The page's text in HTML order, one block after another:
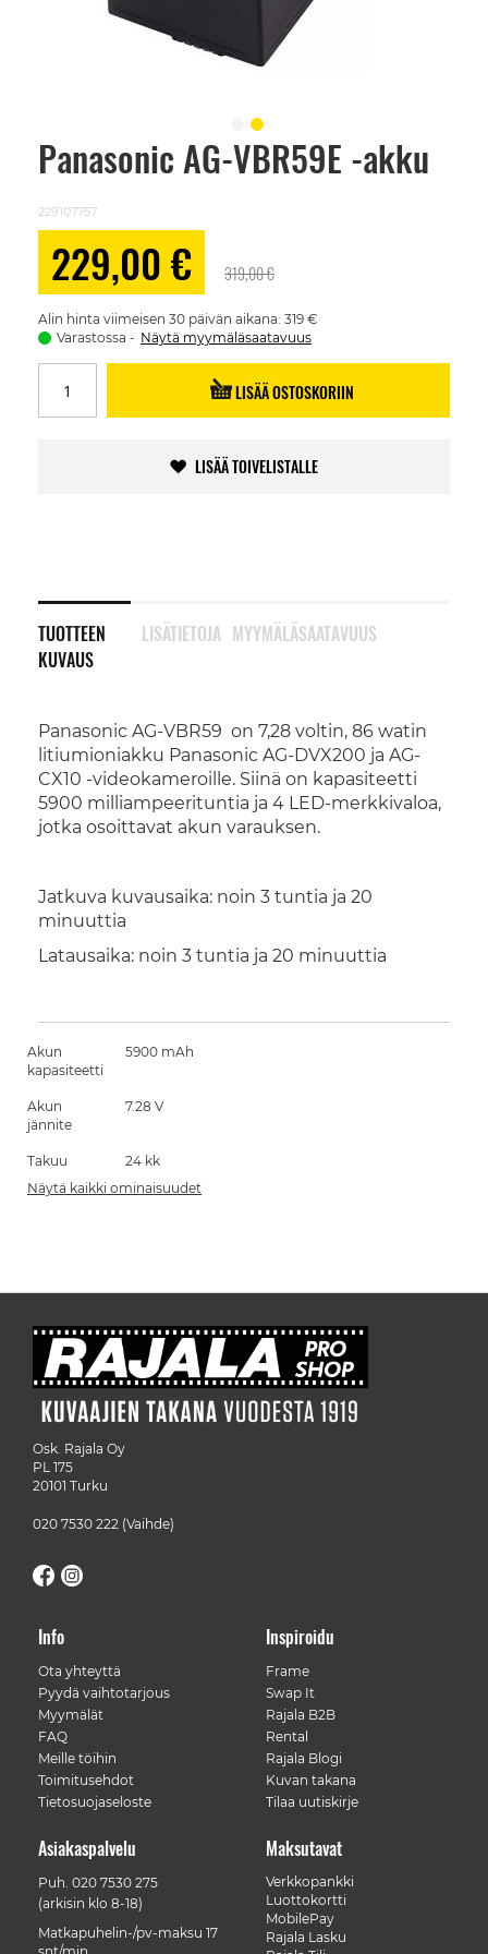
Panasonic AG-VBR59E -akku
229107757
229,00 € 319,00 €
Alin hinta viimeisen 30 päivän aikana: 319 €
Varastossa
Näytä myymäläsaatavuus
LISÄÄ OSTOSKORIIN
LISÄÄ TOIVELISTALLE
TUOTTEEN
KUVAUS
Panasonic AG-VBR59 on 7,28 voltin, 86 watin
litiumioniakku Panasonic AG-DVX200 ja AG-
CX10 -videokameroille. Siinä on kapasiteetti
5900 milliampeerituntia ja 4 LED-merkkivaloa,
jotka osoittavat akun varauksen.
Jatkuva kuvausaika: noin 3 tuntia ja 20
minuuttia
Latausaika: noin 3 tuntia ja 20 minuuttia
LISÄTIETOJA MYYMÄLÄSAATAVUUS
Skip
images
gallery
Akun
kapasiteetti
5900 mAh
Akun
jännite
7.28 V
Takuu
24 kk
Näytä kaikki ominaisuudet
Osk. Rajala Oy
PL 175
20101 Turku
020 7530 222 (Vaihde)
Info
Ota yhteyttä
Pyydä vaihtotarjous
Myymälät
FAQ
Meille töihin
Toimitusehdot
Tietosuojaseloste
Inspiroidu
Frame
Swap It
Rajala B2B
Rental
Rajala Blogi
Kuvan takana
Tilaa uutiskirje
Maksutavat
Verkkopankki
Luottokortti
MobilePay
Rajala Lasku
Asiakaspalvelu
Puh. 020 7530 275
(arkisin klo 8-18)
Matkapuhelin-/pv-maksu 17